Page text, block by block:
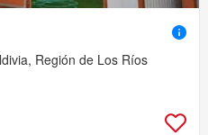
Región de Los Ríos